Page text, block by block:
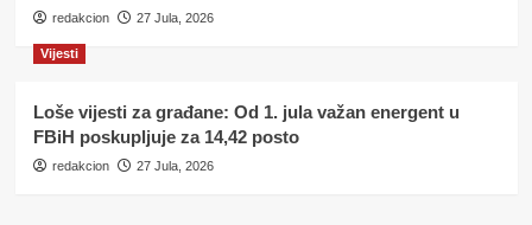
redakcion 27 Jula, 2026
Vijesti
Loše vijesti za građane: Od 1. jula važan energent u
FBiH poskupljuje za 14,42 posto
redakcion 27 Jula, 2026